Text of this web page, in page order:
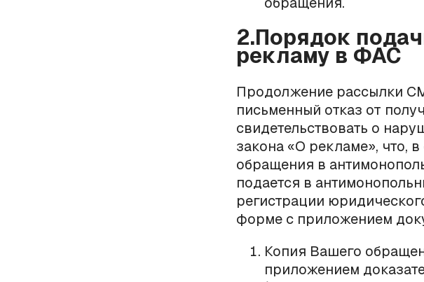
2.Порядок
рекламу в ФАС
Продолжение рассылки
письменный отказ от
свидетельствовать о
закона «О рекламе», что,
обращения в
подается в
регистрации
форме с приложением
Копия Вашего
приложением